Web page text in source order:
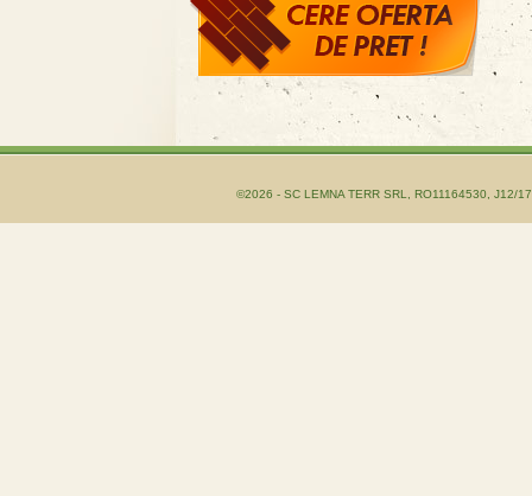
©2026 - SC LEMNA TERR SRL, RO11164530, J12/